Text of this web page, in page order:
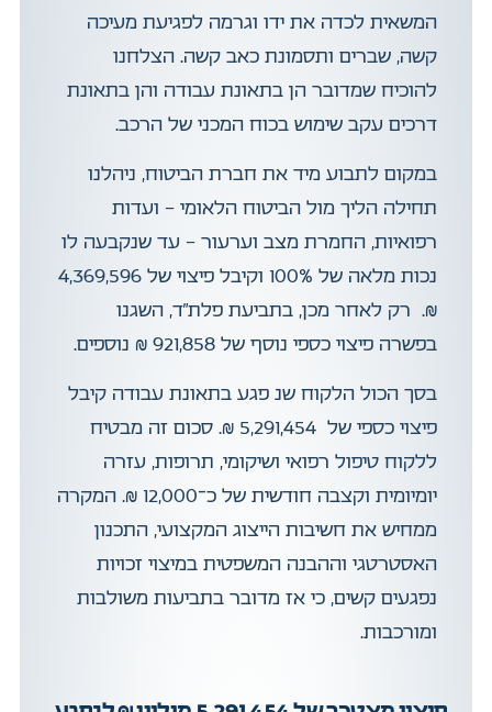
המשאית לכדה את ידו וגרמה לפגיעת מעיכה
קשה, שברים ותסמונת כאב קשה. הצלחנו
להוכיח שמדובר הן בתאונת עבודה והן בתאונת
דרכים עקב שימוש בכוח המכני של הרכב.
במקום לתבוע מיד את חברת הביטוח, ניהלנו
תחילה הליך מול הביטוח הלאומי – ועדות
רפואיות, החמרת מצב וערעור – עד שנקבעה לו
נכות מלאה של 100% וקיבל פיצוי של 4,369,596
₪. רק לאחר מכן, בתביעת פלת”ד, השגנו
בפשרה פיצוי כספי נוסף של 921,858 ₪ נוספים.
בסך הכול הלקוח שנ פגע בתאונת עבודה קיבל
פיצוי כספי של 5,291,454 ₪. סכום זה מבטיח
ללקוח טיפול רפואי ושיקומי, תרופות, עזרה
יומיומית וקצבה חודשית של כ־12,000 ₪. המקרה
ממחיש את חשיבות הייצוג המקצועי, התכנון
האסטרטגי וההבנה המשפטית במיצוי זכויות
נפגעים קשים, כי אז מדובר בתביעות משולבות
ומורכבות.